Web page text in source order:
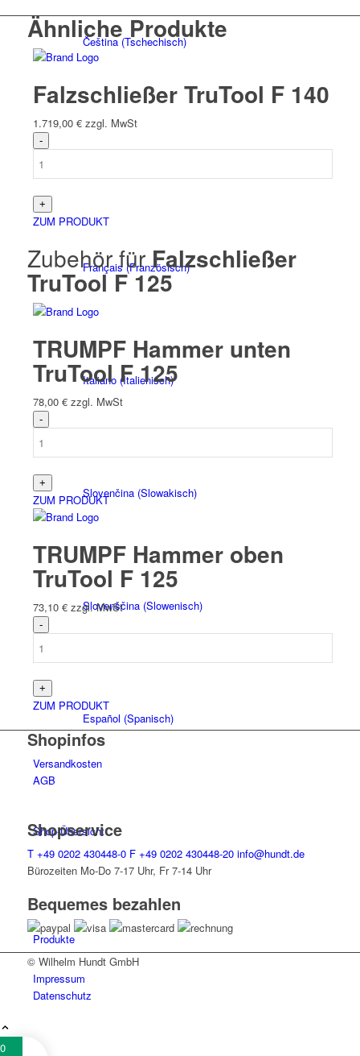
Čeština(Tschechisch)
Nederlands(Niederländisch)
Français(Französisch)
Italiano(Italienisch)
Slovenčina(Slowakisch)
Slovenščina(Slowenisch)
Español (Spanisch)
Shop-Übersicht
Produkte
Ähnliche Produkte
Falzschließer TruTool F 140
1.719,00 € zzgl. MwSt
ZUM PRODUKT
Zubehör fürFalzschließer
TruTool F 125
TRUMPF Hammer unten
TruTool F 125
78,00 € zzgl. MwSt
ZUM PRODUKT
TRUMPF Hammer oben
TruTool F 125
73,10 € zzgl. MwSt
ZUM PRODUKT
Shopinfos
Versandkosten
AGB
Shopservice
T +49 0202 430448-0 F +49 0202 430448-20 info@hundt.de
Bürozeiten Mo-Do 7-17 Uhr, Fr 7-14 Uhr
Bequemes bezahlen
© Wilhelm Hundt GmbH
Impressum
Datenschutz
0